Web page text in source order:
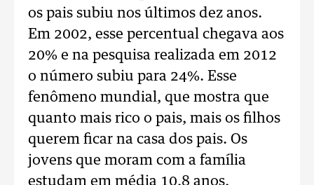
os pais subiu nos últimos dez anos.
Em 2002, esse percentual chegava aos
20% e na pesquisa realizada em 2012
o número subiu para 24%. Esse
fenômeno mundial, que mostra que
quanto mais rico o pais, mais os filhos
querem ficar na casa dos pais. Os
jovens que moram com a família
estudam em média 10,8 anos,